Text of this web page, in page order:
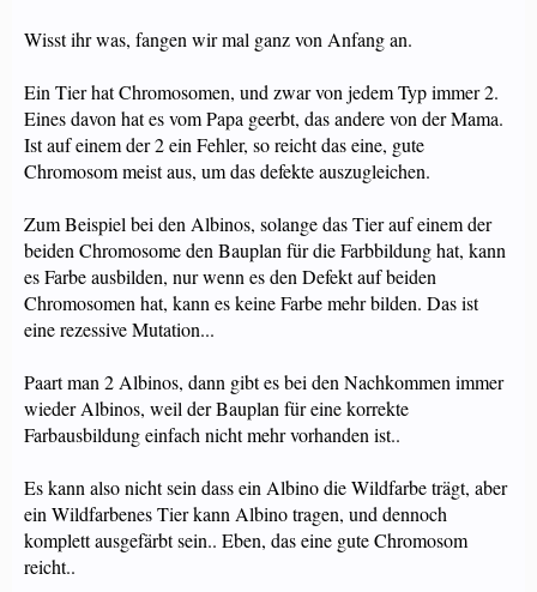
Wisst ihr was, fangen wir mal ganz von Anfang an.
Ein Tier hat Chromosomen, und zwar von jedem Typ immer 2.
Eines davon hat es vom Papa geerbt, das andere von der Mama.
Ist auf einem der 2 ein Fehler, so reicht das eine, gute
Chromosom meist aus, um das defekte auszugleichen.
Zum Beispiel bei den Albinos, solange das Tier auf einem der
beiden Chromosome den Bauplan für die Farbbildung hat, kann
es Farbe ausbilden, nur wenn es den Defekt auf beiden
Chromosomen hat, kann es keine Farbe mehr bilden. Das ist
eine rezessive Mutation...
Paart man 2 Albinos, dann gibt es bei den Nachkommen immer
wieder Albinos, weil der Bauplan für eine korrekte
Farbausbildung einfach nicht mehr vorhanden ist..
Es kann also nicht sein dass ein Albino die Wildfarbe trägt, aber
ein Wildfarbenes Tier kann Albino tragen, und dennoch
komplett ausgefärbt sein.. Eben, das eine gute Chromosom
reicht..